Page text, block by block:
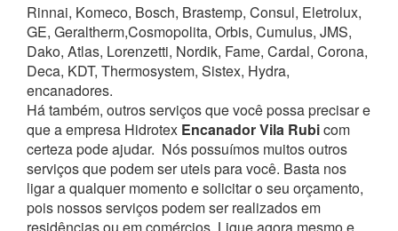
Rinnai, Komeco, Bosch, Brastemp, Consul, Eletrolux,
GE, Geraltherm,Cosmopolita, Orbis, Cumulus, JMS,
Dako, Atlas, Lorenzetti, Nordik, Fame, Cardal, Corona,
Deca, KDT, Thermosystem, Sistex, Hydra,
encanadores.
Há também, outros serviços que você possa precisar e
que a empresa Hidrotex Encanador Vila Rubicom
certeza pode ajudar. Nós possuímos muitos outros
serviços que podem ser uteis para você. Basta nos
ligar a qualquer momento e solicitar o seu orçamento,
pois nossos serviços podem ser realizados em
residências ou em comércios. Ligue agora mesmo e